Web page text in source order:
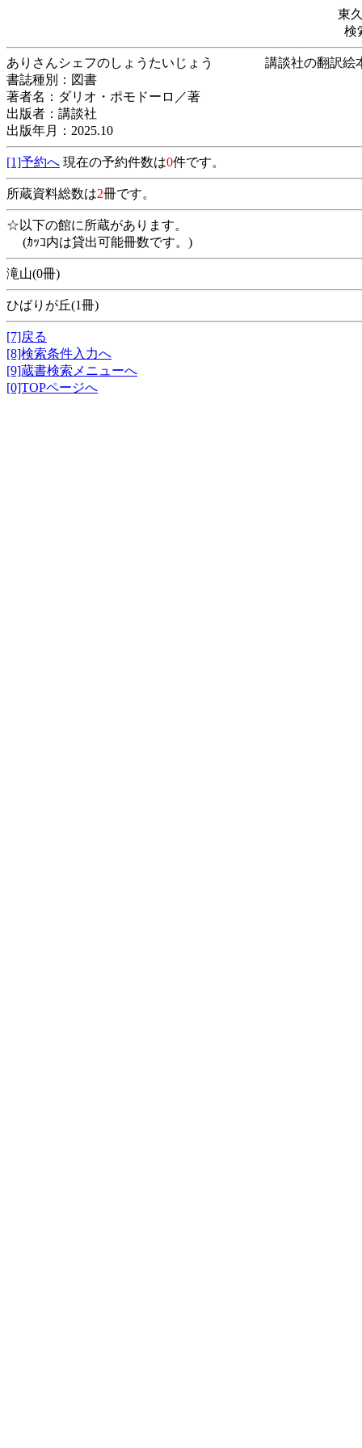
東
検
ありさんシェフのしょうたいじょう 講談社
書誌種別：図書
著者名：ダリオ・ポモドーロ／著
出版者：講談社
出版年月：2025.10
[1]予約へ 現在の予約件数は0件です。
所蔵資料総数は2冊です。
☆以下の館に所蔵があります。
(ｶｯｺ内は貸出可能冊数です。)
滝山(0冊)
ひばりが丘(1冊)
[7]戻る
[8]検索条件入力へ
[9]蔵書検索メニューへ
[0]TOPページへ